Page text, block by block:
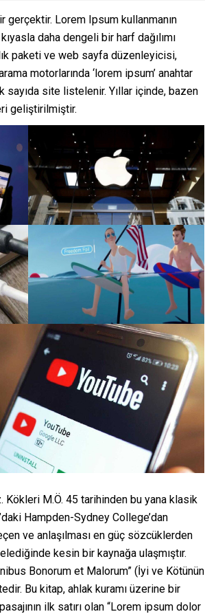
gerçektir. Lorem Ipsum kullanmanın
daha dengeli bir harf dağılımı
paketi ve web sayfa düzenleyicisi,
motorlarında ‘lorem ipsum’ anahtar
sayıda site listelenir. Yıllar içinde, bazen
geliştirilmiştir.
M.Ö. 45 tarihinden bu yana klasik
Hampden-Sydney College’dan
ve anlaşılması en güç sözcüklerden
kesin bir kaynağa ulaşmıştır.
Bonorum et Malorum” (İyi ve Kötünün
Bu kitap, ahlak kuramı üzerine bir
ilk satırı olan “Lorem ipsum dolor